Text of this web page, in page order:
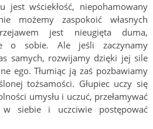
jest wściekłość, niepohamowany
możemy zaspokoić własnych
jest nieugięta duma,
o sobie. Ale jeśli zaczynamy
samych, rozwijamy dzięki jej sile
ego. Tłumiąc ją zaś pozbawiamy
tożsamości. Głupiec uczy się
umysłu i uczuć, przełamywać
siebie i uczciwie postępować